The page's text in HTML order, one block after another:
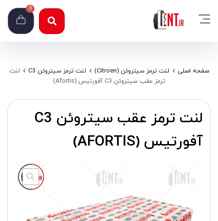
0
صفحه اصلی لنت ترمز سیتروئن (Citroen) لنت ترمز سیتروئن C3
لنت
ترمز عقب سیتروئن C3 آفورتیس (Afortis)
لنت ترمز عقب سیتروئن C3
آفورتیس (AFORTIS)